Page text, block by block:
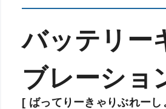
バッテリー
ブレーショ
[ ばってりーきゃりぶれーし